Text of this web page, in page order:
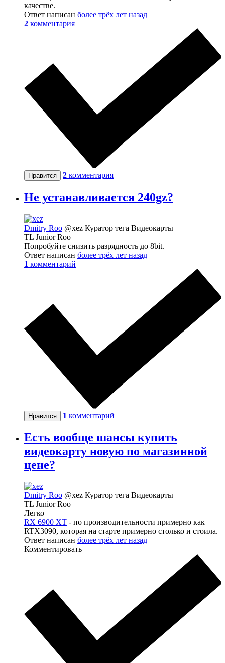
качестве.
Ответ написан более трёх лет назад
2 комментария
Нравится 2 комментария
Не устанавливается 240gz?
Dmitry Roo @xez Куратор тега Видеокарты
TL Junior Roo
Попробуйте снизить разрядность до 8bit.
Ответ написан более трёх лет назад
1 комментарий
Нравится 1 комментарий
Есть вообще шансы купить
видеокарту новую по магазинной
цене?
Dmitry Roo @xez Куратор тега Видеокарты
TL Junior Roo
Легко
RX 6900 XT - по производительности примерно как
RTX3090, которая на старте примерно столько и стоила.
Ответ написан более трёх лет назад
Комментировать